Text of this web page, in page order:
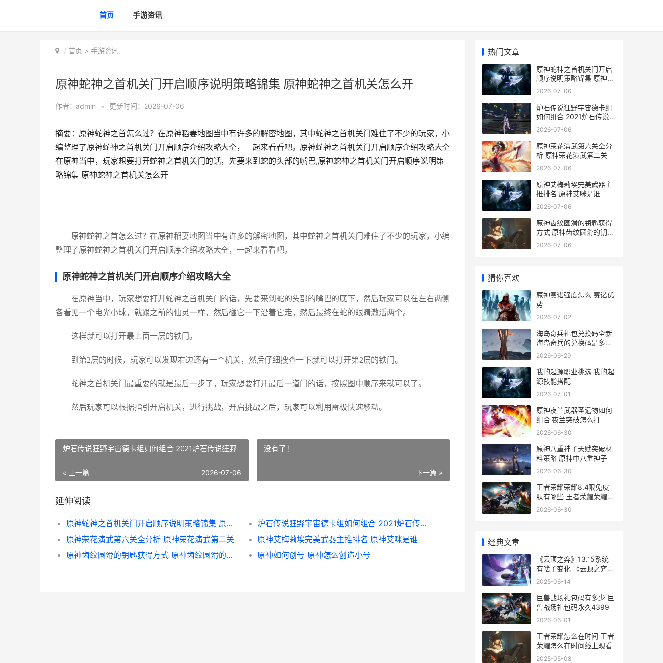
首页 手游资讯
首页 > 手游资讯
原神蛇神之首机关门开启顺序说明策略锦集 原神蛇神之首机关怎么开
作者： admin • 更新时间：2026-07-06
摘要：原神蛇神之首怎么过？在原神稻妻地图当中有许多的解密地图，其中蛇神之首机关门难住了不少的玩家，小
编整理了原神蛇神之首机关门开启顺序介绍攻略大全，一起来看看吧。原神蛇神之首机关门开启顺序介绍攻略大全
在原神当中，玩家想要打开蛇神之首机关门的话，先要来到蛇的头部的嘴巴,原神蛇神之首机关门开启顺序说明策
略锦集 原神蛇神之首机关怎么开
原神蛇神之首怎么过？在原神稻妻地图当中有许多的解密地图，其中蛇神之首机关门难住了不少的玩家，小编
整理了原神蛇神之首机关门开启顺序介绍攻略大全，一起来看看吧。
原神蛇神之首机关门开启顺序介绍攻略大全
在原神当中，玩家想要打开蛇神之首机关门的话，先要来到蛇的头部的嘴巴的底下，然后玩家可以在左右两侧
各看见一个电光小球，就跟之前的仙灵一样，然后碰它一下沿着它走，然后最终在蛇的眼睛激活两个。
这样就可以打开最上面一层的铁门。
到第2层的时候，玩家可以发现右边还有一个机关，然后仔细搜查一下就可以打开第2层的铁门。
蛇神之首机关门最重要的就是最后一步了，玩家想要打开最后一道门的话，按照图中顺序来就可以了。
然后玩家可以根据指引开启机关，进行挑战，开启挑战之后，玩家可以利用雷极快速移动。
炉石传说狂野宇宙德卡组如何组合 2021炉石传说狂野
« 上一篇 2026-07-06
没有了！
下一篇 »
延伸阅读
原神蛇神之首机关门开启顺序说明策略锦集 原神蛇神之首机关怎么开
炉石传说狂野宇宙德卡组如何组合 2021炉石传说狂野
原神荣花演武第六关全分析 原神荣花演武第二关
原神艾梅莉埃完美武器主推排名 原神艾咪是谁
原神齿纹圆滑的钥匙获得方式 原神齿纹圆滑的钥匙的使用方法
原神如何创号 原神怎么创造小号
热门文章
原神蛇神之首机关门开启
顺序说明策略锦集 原神蛇
神之首机关怎么开
2026-07-06
炉石传说狂野宇宙德卡组
如何组合 2021炉石传说
狂野
2026-07-06
原神荣花演武第六关全分
析 原神荣花演武第二关
2026-07-06
原神艾梅莉埃完美武器主
推排名 原神艾咪是谁
2026-07-06
原神齿纹圆滑的钥匙获得
方式 原神齿纹圆滑的钥匙
的使用方法
2026-07-06
猜你喜欢
原神赛诺强度怎么 赛诺优
势
2026-07-02
海岛奇兵礼包兑换码全新
海岛奇兵的兑换码是多少
2021
2026-06-29
我的起源职业挑选 我的起
源技能搭配
2026-07-01
原神夜兰武器圣遗物如何
组合 夜兰突破怎么打
2026-06-30
原神八重神子天赋突破材
料策略 原神中八重神子
2026-06-30
王者荣耀荣耀8.4限免皮
肤有哪些 王者荣耀荣耀水
晶可以送人吗
2026-06-30
经典文章
《云顶之弈》13.15系统
有啥子变化 《云顶之弈》
如何删除和重新创建小队
2025-06-14
巨兽战场礼包码有多少 巨
兽战场礼包码永久4399
2026-06-01
王者荣耀怎么在时间 王者
荣耀怎么在时间线上观看
2025-05-08